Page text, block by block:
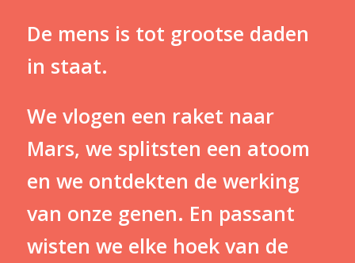
De mens is tot grootse daden
in staat.
We vlogen een raket naar
Mars, we splitsten een atoom
en we ontdekten de werking
van onze genen. En passant
wisten we elke hoek van de